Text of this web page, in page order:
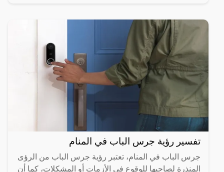
تفسير رؤية جرس الباب في المنام
جرس الباب في المنام، تعتبر رؤية جرس الباب من الرؤى
المنذرة لصاحبها للوقوع في الأزمات أو المشكلات، كما أن